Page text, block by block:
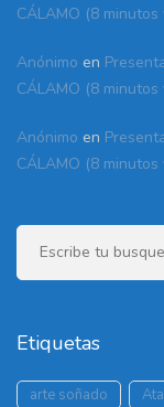
CÁLAMO (8
Anónimo en
CÁLAMO (8
Anónimo en
CÁLAMO (8
Etiquetas
arte soñado